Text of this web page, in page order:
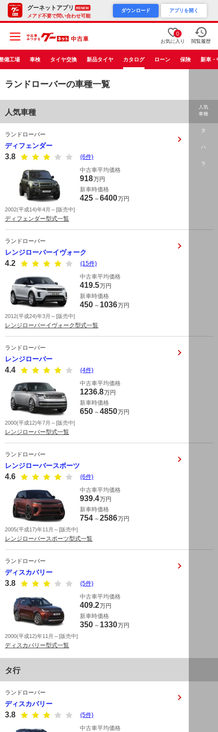
グーネットアプリ RENEW
メアド不要で問い合わせ可能
ダウンロード アプリを開く
0
お気に入り 閲覧履歴
備工場 車検 タイヤ交換 新品タイヤ カタログ ローン 保険 新車・
ランドローバーの車種一覧
人気車種
ランドローバー
ディフェンダー
3.8
(6件)
中古車平均価格
918万円
新車時価格
425 ～6400万円
2002(平成14)年4月～[販売中]
ディフェンダー型式一覧
ランドローバー
レンジローバーイヴォーク
4.2
(15件)
中古車平均価格
419.5万円
新車時価格
450 ～ 1036万円
2012(平成24)年3月～[販売中]
レンジローバーイヴォーク型式一覧
ランドローバー
レンジローバー
4.4
(4件)
中古車平均価格
1236.8万円
新車時価格
650 ～4850万円
2000(平成12)年7月～[販売中]
レンジローバー型式一覧
ランドローバー
レンジローバースポーツ
4.6
(6件)
中古車平均価格
939.4万円
新車時価格
754 ～2586万円
2005(平成17)年11月～[販売中]
レンジローバースポーツ型式一覧
ランドローバー
ディスカバリー
3.8
(5件)
中古車平均価格
409.2万円
新車時価格
350 ～ 1330万円
2000(平成12)年11月～[販売中]
ディスカバリー型式一覧
タ行
ランドローバー
ディスカバリー
3.8
(5件)
中古車平均価格
人気
車種
タ
ハ
ラ